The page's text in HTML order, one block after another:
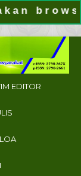
EDITOR
LOA